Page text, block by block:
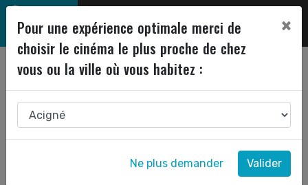
Pour une expérience optimale merci de
choisir le cinéma le plus proche de chez
vous ou la ville où vous habitez :
×
Ne plus demander Valider